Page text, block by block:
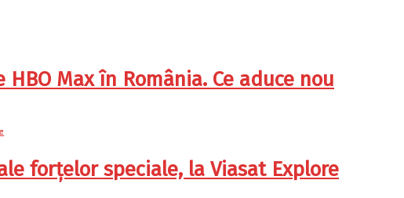
Max în România. Ce aduce nou
forțelor speciale, la Viasat Explore